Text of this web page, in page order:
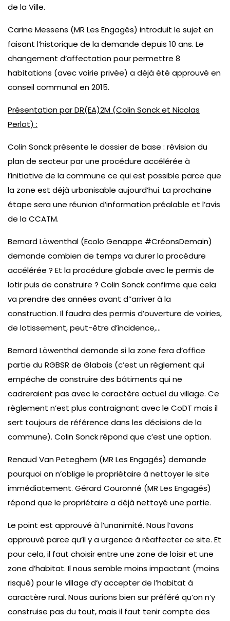
de la Ville.
Carine Messens (MR Les Engagés) introduit le sujet en
faisant l’historique de la demande depuis 10 ans. Le
changement d’affectation pour permettre 8
habitations (avec voirie privée) a déjà été approuvé en
conseil communal en 2015.
Présentation par DR(EA)2M (Colin Sonck et Nicolas
Perlot) :
Colin Sonck présente le dossier de base : révision du
plan de secteur par une procédure accélérée à
l’initiative de la commune ce qui est possible parce que
la zone est déjà urbanisable aujourd’hui. La prochaine
étape sera une réunion d’information préalable et l’avis
de la CCATM.
Bernard Löwenthal (Ecolo Genappe #CréonsDemain)
demande combien de temps va durer la procédure
accélérée ? Et la procédure globale avec le permis de
lotir puis de construire ? Colin Sonck confirme que cela
va prendre des années avant d’’arriver à la
construction. Il faudra des permis d’ouverture de voiries,
de lotissement, peut-être d’incidence,…
Bernard Löwenthal demande si la zone fera d’office
partie du RGBSR de Glabais (c’est un règlement qui
empêche de construire des bâtiments qui ne
cadreraient pas avec le caractère actuel du village. Ce
règlement n’est plus contraignant avec le CoDT mais il
sert toujours de référence dans les décisions de la
commune). Colin Sonck répond que c’est une option.
Renaud Van Peteghem (MR Les Engagés) demande
pourquoi on n’oblige le propriétaire à nettoyer le site
immédiatement. Gérard Couronné (MR Les Engagés)
répond que le propriétaire a déjà nettoyé une partie.
Le point est approuvé à l’unanimité. Nous l’avons
approuvé parce qu’il y a urgence à réaffecter ce site. Et
pour cela, il faut choisir entre une zone de loisir et une
zone d’habitat. Il nous semble moins impactant (moins
risqué) pour le village d’y accepter de l’habitat à
caractère rural. Nous aurions bien sur préféré qu’on n’y
construise pas du tout, mais il faut tenir compte des